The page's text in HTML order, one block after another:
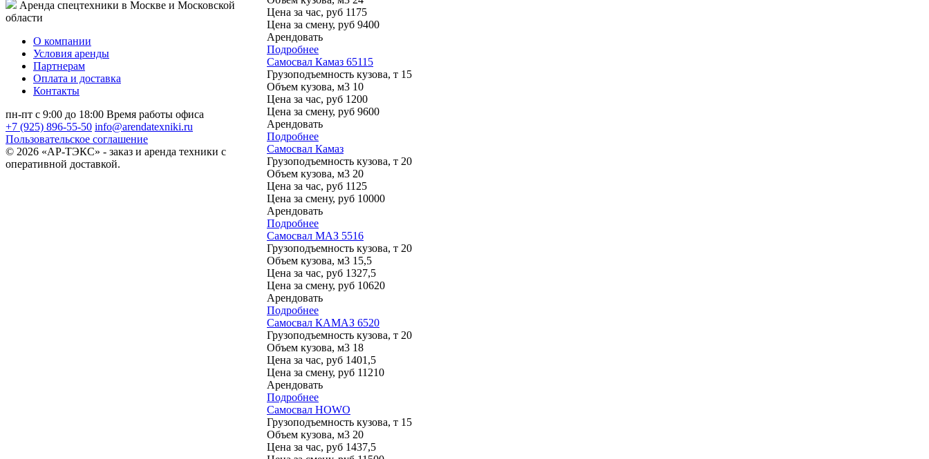
Цена за час, руб 1175
Цена за смену, руб 9400
Арендовать
Подробнее
Самосвал Камаз 65115
Грузоподъемность кузова, т 15
Объем кузова, м3 10
Цена за час, руб 1200
Цена за смену, руб 9600
Арендовать
Подробнее
Самосвал Камаз
Грузоподъемность кузова, т 20
Объем кузова, м3 20
Цена за час, руб 1125
Цена за смену, руб 10000
Арендовать
Подробнее
Самосвал МАЗ 5516
Грузоподъемность кузова, т 20
Объем кузова, м3 15,5
Цена за час, руб 1327,5
Цена за смену, руб 10620
Арендовать
Подробнее
Самосвал КАМАЗ 6520
Грузоподъемность кузова, т 20
Объем кузова, м3 18
Цена за час, руб 1401,5
Цена за смену, руб 11210
Арендовать
Подробнее
Самосвал HOWO
Грузоподъемность кузова, т 15
Объем кузова, м3 20
Цена за час, руб 1437,5
Аренда спецтехники в Москве и Московской
области
О компании
Условия аренды
Партнерам
Оплата и доставка
Контакты
пн-пт с 9:00 до 18:00 Время работы офиса
+7 (925) 896-55-50 info@arendatexniki.ru
Пользовательское соглашение
© 2026 «АР-ТЭКС» - заказ и аренда техники с
оперативной доставкой.